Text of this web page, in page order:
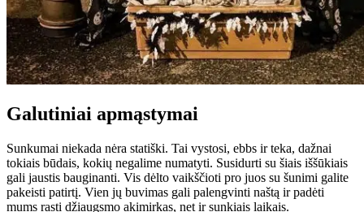
Galutiniai apmąstymai
Sunkumai niekada nėra statiški. Tai vystosi, ebbs ir teka, dažnai
tokiais būdais, kokių negalime numatyti. Susidurti su šiais iššūkiais
gali jaustis bauginanti. Vis dėlto vaikščioti pro juos su šunimi galite
pakeisti patirtį. Vien jų buvimas gali palengvinti naštą ir padėti
mums rasti džiaugsmo akimirkas, net ir sunkiais laikais.